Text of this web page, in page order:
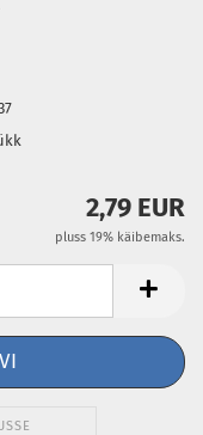
2,79 EUR
pluss 19% käibemaks.